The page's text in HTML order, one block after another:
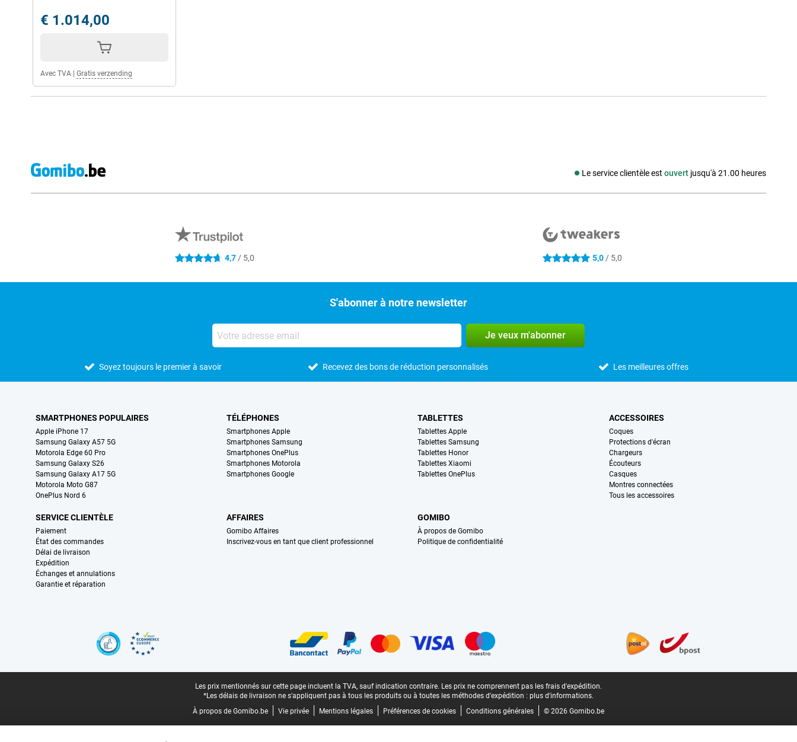
€ 1.014,00
Avec TVA Gratis verzending
Le service clientèle est ouvert jusqu'à 21.00 heures
Média social
4.7 étoiles 4,7 / 5,0 5 étoiles 5,0 / 5,0
S'abonner à notre newsletter
Je veux m'abonner
Soyez toujours le premier à savoir Recevez des bons de réduction personnalisés Les meilleures offres
SMARTPHONES POPULAIRES
Apple iPhone 17
Samsung Galaxy A57 5G
Motorola Edge 60 Pro
Samsung Galaxy S26
Samsung Galaxy A17 5G
Motorola Moto G87
OnePlus Nord 6
TÉLÉPHONES
Smartphones Apple
Smartphones Samsung
Smartphones OnePlus
Smartphones Motorola
Smartphones Google
TABLETTES
Tablettes Apple
Tablettes Samsung
Tablettes Honor
Tablettes Xiaomi
Tablettes OnePlus
ACCESSOIRES
Coques
Protections d'écran
Chargeurs
Écouteurs
Casques
Montres connectées
Tous les accessoires
SERVICE CLIENTÈLE
Paiement
État des commandes
Délai de livraison
Expédition
Échanges et annulations
Garantie et réparation
AFFAIRES
Gomibo Affaires
Inscrivez-vous en tant que client professionnel
GOMIBO
À propos de Gomibo
Politique de confidentialité
Les prix mentionnés sur cette page incluent la TVA, sauf indication contraire. Les prix ne comprennent pas les frais d'expédition.
*Les délais de livraison ne s'appliquent pas à tous les produits ou à toutes les méthodes d'expédition : plus d'informations.
À propos de Gomibo.be
Vie privée Mentions légales Préférences de cookies Conditions générales © 2026 Gomibo.be